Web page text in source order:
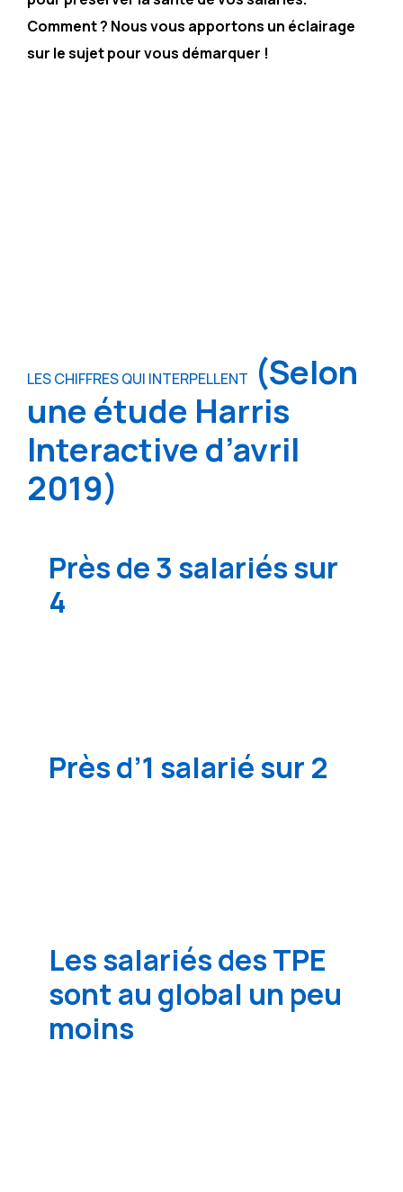
Comment ? Nous vous apportons un éclairage
sur le sujet pour vous démarquer !
LES CHIFFRES QUI INTERPELLENT (Selon
une étude Harris
Interactive d’avril
2019)
Près de 3 salariés sur
4
Près d’1 salarié sur 2
Les salariés des TPE
sont au global un peu
moins